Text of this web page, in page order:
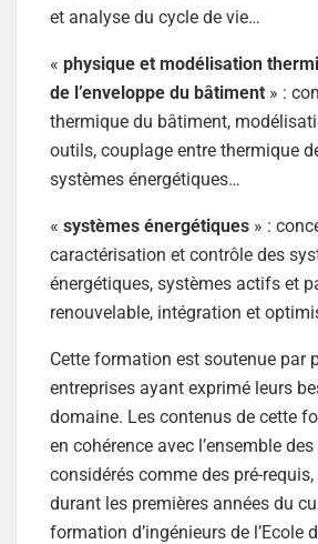
et analyse du cycle de vie…
« physique et modélisation
de l’enveloppe du bâtiment » :
thermique du bâtiment,
outils, couplage entre thermique
systèmes énergétiques…
« systèmes énergétiques » :
caractérisation et contrôle des
énergétiques, systèmes actifs et
renouvelable, intégration et
Cette formation est soutenue par
entreprises ayant exprimé leurs
domaine. Les contenus de cette
en cohérence avec l’ensemble
considérés comme des pré-
durant les premières années du
formation d’ingénieurs de l’Ecole